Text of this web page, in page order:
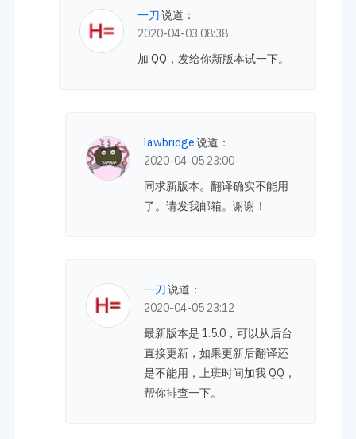
一刀说道：
2020-04-03 08:38
加 QQ，发给你新版本试一下。
lawbridge说道：
2020-04-05 23:00
同求新版本。翻译确实不能用
了。请发我邮箱。谢谢！
一刀说道：
2020-04-05 23:12
最新版本是 1.5.0，可以从后台
直接更新，如果更新后翻译还
是不能用，上班时间加我 QQ，
帮你排查一下。